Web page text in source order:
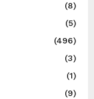
(8)
(5)
(496)
(3)
(1)
(9)